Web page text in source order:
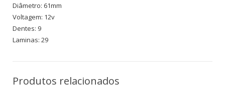
Diâmetro: 61mm
Voltagem: 12v
Dentes: 9
Laminas: 29
Produtos relacionados